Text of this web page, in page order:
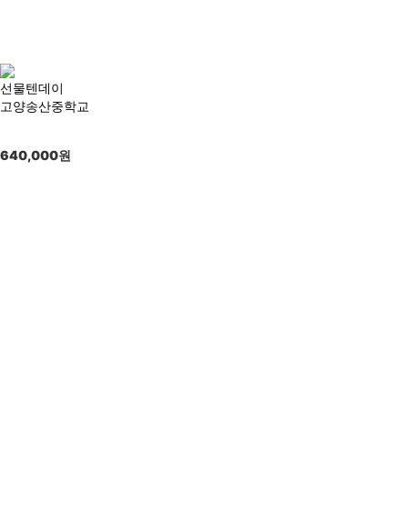
선물텐데이
고양송산중학교
640,000원